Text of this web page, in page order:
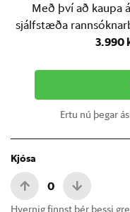
Með því að kaupa
sjálfstæða
3.990
Ertu nú þegar
Kjósa
0
Hvernig finnst þér þessi